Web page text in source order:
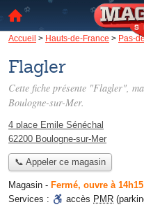
Accueil > Hauts-de-France > Pas-
Flagler
Cette fiche présente "Flagler",
Boulogne-sur-Mer.
4 place Emile Sénéchal
62200 Boulogne-sur-Mer
📞 Appeler ce magasin
Magasin - Fermé, ouvre à 14h15
Services :
accès PMR